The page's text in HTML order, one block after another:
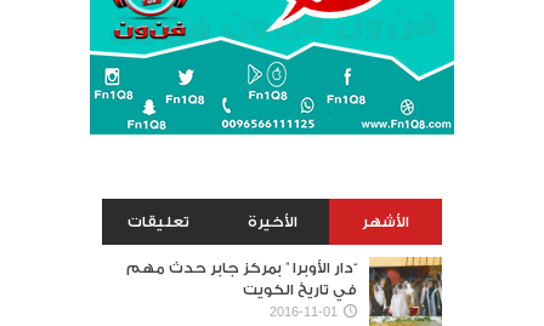
الأشهر الأخيرة تعليقات
“دار الأوبرا ” بمركز جابر حدث مهم
في تاريخ الكويت
2016-11-01